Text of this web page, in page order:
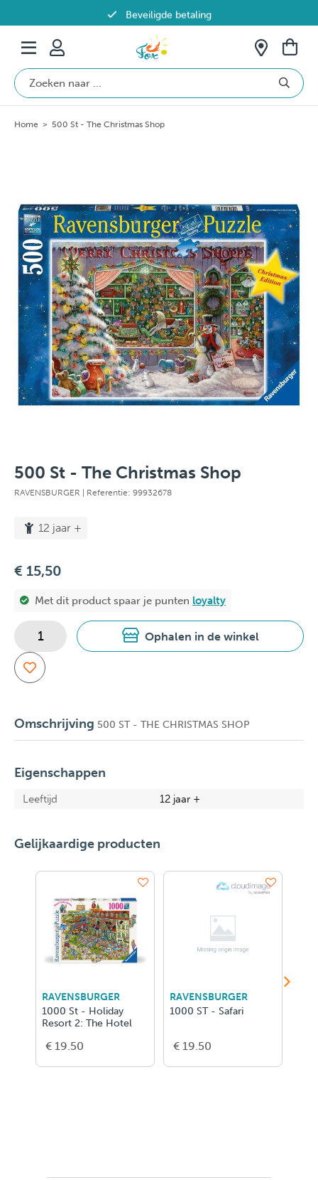
Beveiligde betaling
Gratis verzending vanaf €69 in België
Home > 500 St - The Christmas Shop
500 St - The Christmas Shop
RAVENSBURGER | Referentie: 99932678
12 jaar +
€ 15,50
Met dit product spaar je punten loyalty
Ophalen in de winkel
Omschrijving 500 ST - THE CHRISTMAS SHOP
Eigenschappen
Leeftijd 12 jaar +
Gelijkaardige producten
RAVENSBURGER
1000 St - Holiday
Resort 2: The Hotel
€ 19.50
RAVENSBURGER
1000 ST - Safari
€ 19.50